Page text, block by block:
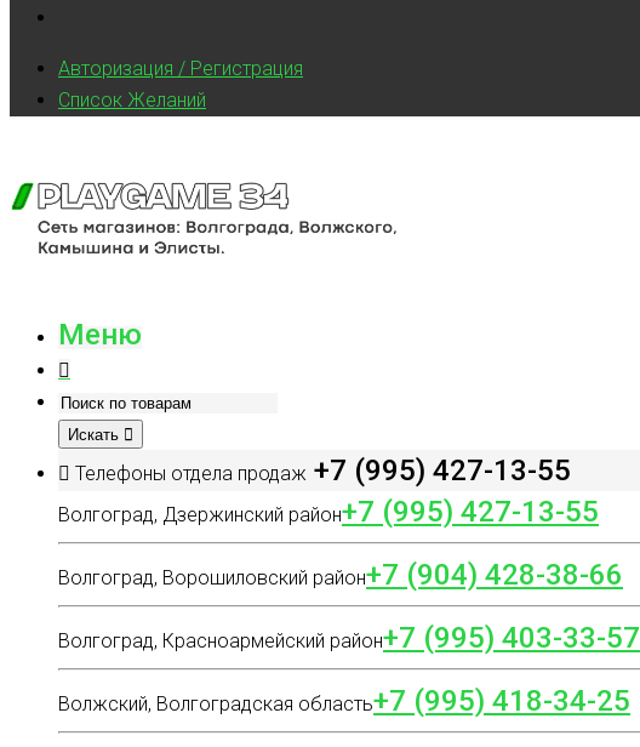
Авторизация / Регистрация
Список Желаний
Меню
Искать
Телефоны отдела продаж +7 (995) 427-13-55
Волгоград, Дзержинский район+7 (995) 427-13-55
Волгоград, Ворошиловский район+7 (904) 428-38-66
Волгоград, Красноармейский район+7 (995) 403-33-57
Волжский, Волгоградская область+7 (995) 418-34-25